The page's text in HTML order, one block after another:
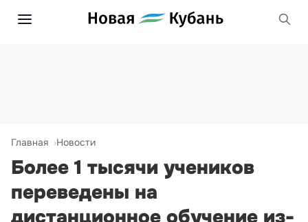
Главная Новости
Более 1 тысячи учеников
переведены на